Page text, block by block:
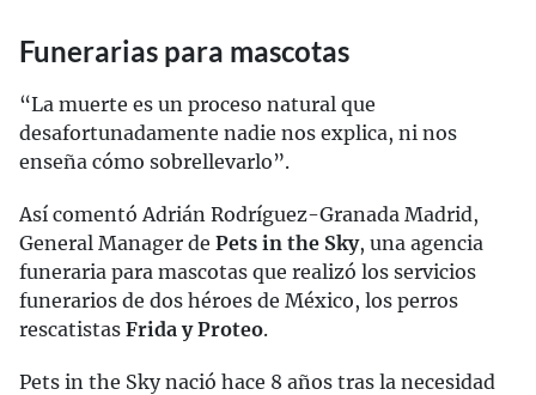
Funerarias para mascotas
“La muerte es un proceso natural que
desafortunadamente nadie nos explica, ni nos
enseña cómo sobrellevarlo”.
Así comentó Adrián Rodríguez-Granada Madrid,
General Manager de Pets in the Sky, una agencia
funeraria para mascotas que realizó los servicios
funerarios de dos héroes de México, los perros
rescatistas Frida y Proteo.
Pets in the Sky nació hace 8 años tras la necesidad